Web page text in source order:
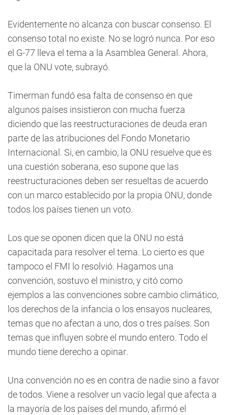
Evidentemente no alcanza con buscar consenso. El
consenso total no existe. No se logró nunca. Por eso
el G-77 lleva el tema a la Asamblea General. Ahora,
que la ONU vote, subrayó.
Timerman fundó esa falta de consenso en que
algunos países insistieron con mucha fuerza
diciendo que las reestructuraciones de deuda eran
parte de las atribuciones del Fondo Monetario
Internacional. Si, en cambio, la ONU resuelve que es
una cuestión soberana, eso supone que las
reestructuraciones deben ser resueltas de acuerdo
con un marco establecido por la propia ONU, donde
todos los países tienen un voto.
Los que se oponen dicen que la ONU no está
capacitada para resolver el tema. Lo cierto es que
tampoco el FMI lo resolvió. Hagamos una
convención, sostuvo el ministro, y citó como
ejemplos a las convenciones sobre cambio climático,
los derechos de la infancia o los ensayos nucleares,
temas que no afectan a uno, dos o tres países. Son
temas que influyen sobre el mundo entero. Todo el
mundo tiene derecho a opinar.
Una convención no es en contra de nadie sino a favor
de todos. Viene a resolver un vacío legal que afecta a
la mayoría de los países del mundo, afirmó el